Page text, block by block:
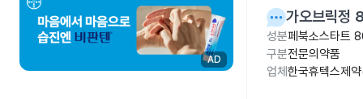
AD
가오브릭정
성분페북소스타트
구분전문의약품
업체 한국휴텍스제